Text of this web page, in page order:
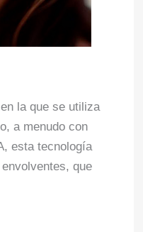
la que se utiliza
a menudo con
esta tecnología
que